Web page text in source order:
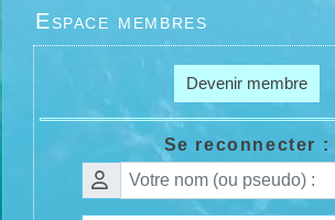
Espace membres
Devenir membre
Se reconnecter :